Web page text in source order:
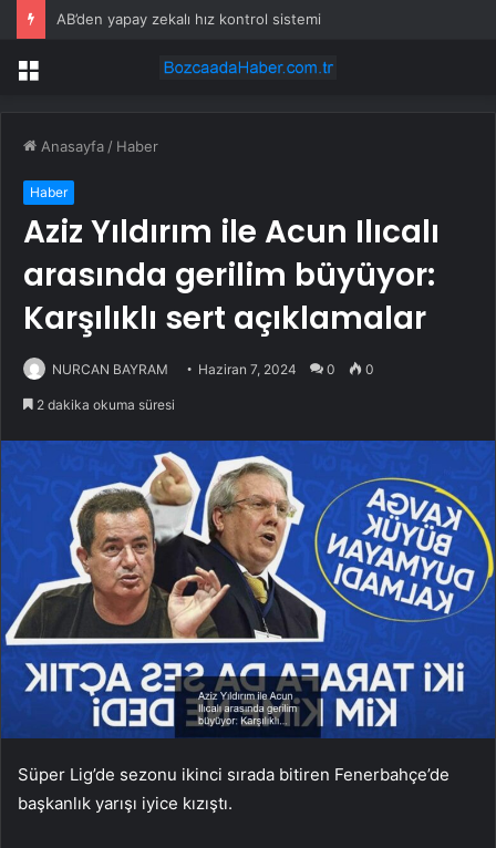
AB’den yapay zekalı hız kontrol sistemi
Menü
Anasayfa / Haber
Haber
Aziz Yıldırım ile Acun Ilıcalı
arasında gerilim büyüyor:
Karşılıklı sert açıklamalar
NURCAN BAYRAM Haziran 7, 2024 0 0
2 dakika okuma süresi
Süper Lig’de sezonu ikinci sırada bitiren Fenerbahçe’de
başkanlık yarışı iyice kızıştı.